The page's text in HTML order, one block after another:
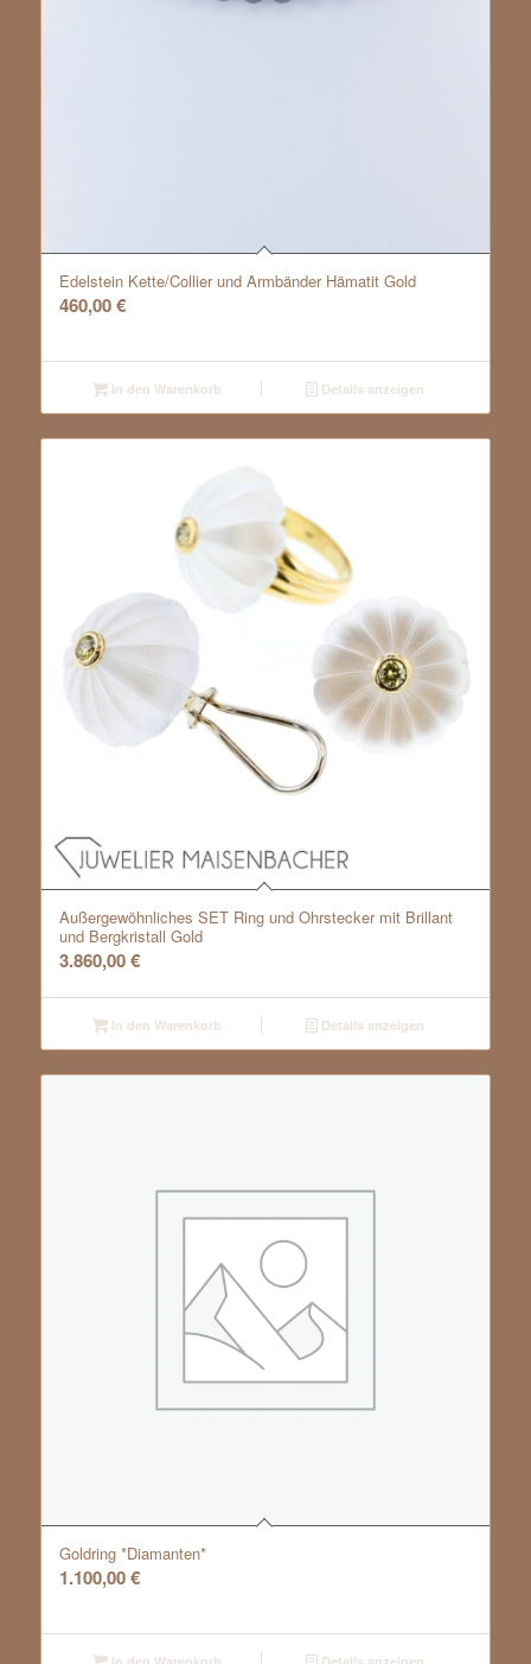
Edelstein Kette/Collier und Armbänder Hämatit Gold
460,00€
In den Warenkorb Details anzeigen
Außergewöhnliches SET Ring und Ohrstecker mit Brillant
und Bergkristall Gold
3.860,00€
In den Warenkorb Details anzeigen
Goldring *Diamanten*
1.100,00€